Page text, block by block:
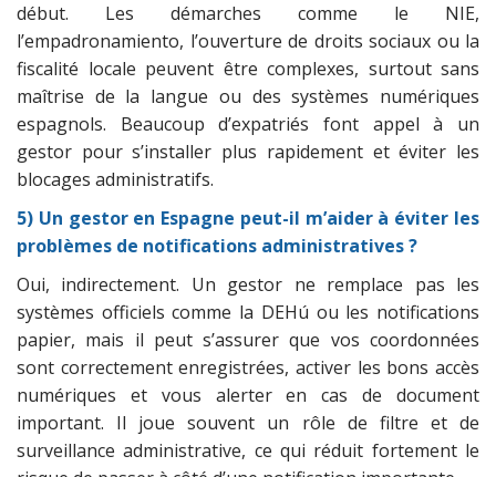
début. Les démarches comme le NIE,
l’empadronamiento, l’ouverture de droits sociaux ou la
fiscalité locale peuvent être complexes, surtout sans
maîtrise de la langue ou des systèmes numériques
espagnols. Beaucoup d’expatriés font appel à un
gestor pour s’installer plus rapidement et éviter les
blocages administratifs.
5) Un gestor en Espagne peut-il m’aider à éviter les
problèmes de notifications administratives ?
Oui, indirectement. Un gestor ne remplace pas les
systèmes officiels comme la DEHú ou les notifications
papier, mais il peut s’assurer que vos coordonnées
sont correctement enregistrées, activer les bons accès
numériques et vous alerter en cas de document
important. Il joue souvent un rôle de filtre et de
surveillance administrative, ce qui réduit fortement le